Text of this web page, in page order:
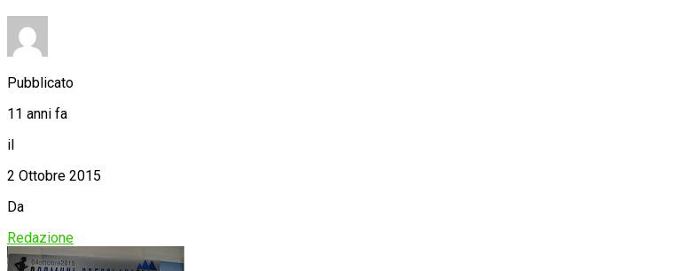
Pubblicato
11 anni fa
il
2 Ottobre 2015
Da
Redazione